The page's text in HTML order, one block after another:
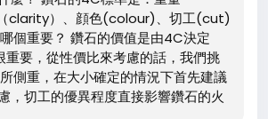
clarity）、顔色(colour)、切工(cut)
個重要？ 鑽石的價值是由4C決定
要，從性價比來考慮的話，我們挑
側重，在大小確定的情況下首先建議
，切工的優異程度直接影響鑽石的火